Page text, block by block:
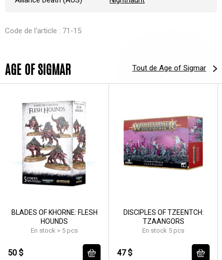
Code de l'article : 71-15
AGE OF SIGMAR Tout de Age of Sigmar
BLADES OF KHORNE: FLESH
HOUNDS
En stock > 5 pcs
50 $
DISCIPLES OF TZEENTCH:
TZAANGORS
En stock 5 pcs
47 $